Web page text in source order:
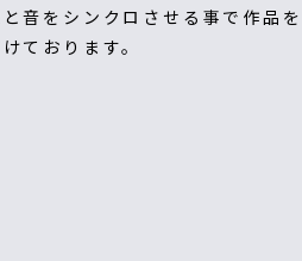
音をシンクロさせる事で作品を
ております。